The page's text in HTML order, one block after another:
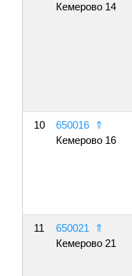
Кемерово 14
10 650016
⇑
Кемерово 16
11 650021
⇑
Кемерово 21